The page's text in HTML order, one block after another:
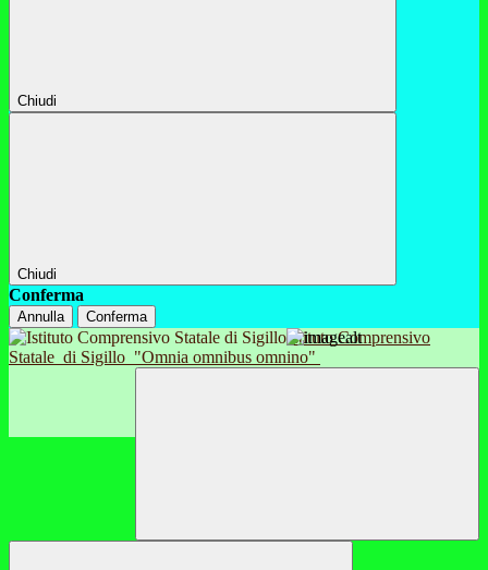
Chiudi
Chiudi
Conferma
Annulla Conferma
Istituto Comprensivo
Statale di Sigillo "Omnia omnibus omnino"